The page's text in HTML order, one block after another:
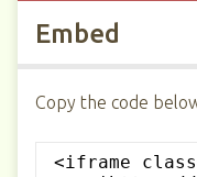
Embed
Copy the code